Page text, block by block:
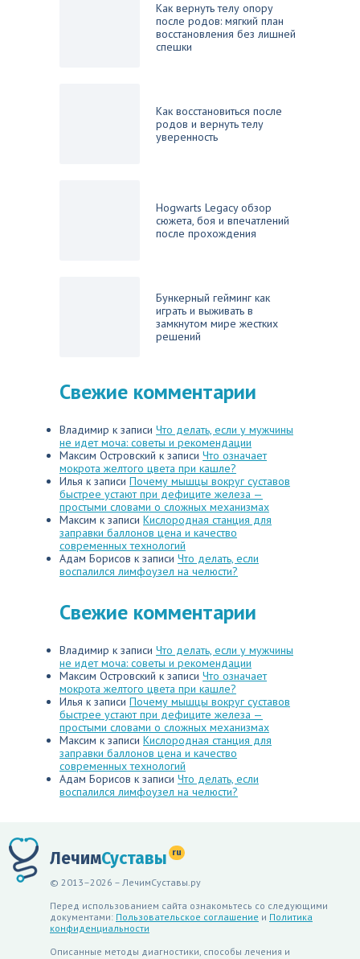
Как вернуть телу опору
после родов: мягкий план
восстановления без лишней
спешки
Как восстановиться после
родов и вернуть телу
уверенность
Hogwarts Legacy обзор
сюжета, боя и впечатлений
после прохождения
Бункерный гейминг как
играть и выживать в
замкнутом мире жестких
решений
Свежие комментарии
Владимир к записи Что делать, если у мужчины
не идет моча: советы и рекомендации
Максим Островский к записи Что означает
мокрота желтого цвета при кашле?
Илья к записи Почему мышцы вокруг суставов
быстрее устают при дефиците железа —
простыми словами о сложных механизмах
Максим к записи Кислородная станция для
заправки баллонов цена и качество
современных технологий
Адам Борисов к записи Что делать, если
воспалился лимфоузел на челюсти?
Свежие комментарии
Владимир к записи Что делать, если у мужчины
не идет моча: советы и рекомендации
Максим Островский к записи Что означает
мокрота желтого цвета при кашле?
Илья к записи Почему мышцы вокруг суставов
быстрее устают при дефиците железа —
простыми словами о сложных механизмах
Максим к записи Кислородная станция для
заправки баллонов цена и качество
современных технологий
Адам Борисов к записи Что делать, если
воспалился лимфоузел на челюсти?
ЛечимСуставы ru
© 2013–2026 – ЛечимСуставы.ру
Перед использованием сайта ознакомьтесь со следующими
документами: Пользовательское соглашение и Политика
конфиденциальности
Описанные методы диагностики, способы лечения и